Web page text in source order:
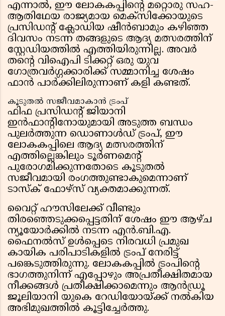
എന്നാൽ, ഈ ലോകകപ്പിൻ്റെ മറ്റൊരു സഹ-
ആതിഥേയ രാജ്യമായ മെക്സിക്കോയുടെ
പ്രസിഡൻ്റ് ക്ലോഡിയ ഷീൻബാമും കഴിഞ്ഞ
ദിവസം നടന്ന തങ്ങളുടെ ആദ്യ മത്സരത്തിന്
സ്റ്റേഡിയത്തിൽ എത്തിയിരുന്നില്ല. അവർ
തൻ്റെ വിഐപി ടിക്കറ്റ് ഒരു യുവ
ഗോത്രവർഗ്ഗക്കാരിക്ക് സമ്മാനിച്ച ശേഷം
ഫാൻ പാർക്കിലിരുന്നാണ് കളി കണ്ടത്.
കൂടുതൽ സജീവമാകാൻ ട്രംപ്
ഫിഫ പ്രസിഡൻ്റ് ജിയാനി
ഇൻഫാൻ്റിനോയുമായി അടുത്ത ബന്ധം
പുലർത്തുന്ന ഡൊണാൾഡ് ട്രംപ്, ഈ
ലോകകപ്പിലെ ആദ്യ മത്സരത്തിന്
എത്തില്ലെങ്കിലും ടൂർണമെൻ്റ്
പുരോഗമിക്കുന്നതോടെ കൂടുതൽ
സജീവമായി രംഗത്തുണ്ടാകുമെന്നാണ്
ടാസ്ക് ഫോഴ്സ് വ്യക്തമാക്കുന്നത്.
വൈറ്റ് ഹൗസിലേക്ക് വീണ്ടും
തിരഞ്ഞെടുക്കപ്പെട്ടതിന് ശേഷം ഈ ആഴ്ച
ന്യൂയോർക്കിൽ നടന്ന എൻ.ബി.എ.
ഫൈനൽസ് ഉൾപ്പെടെ നിരവധി പ്രമുഖ
കായിക പരിപാടികളിൽ ട്രംപ് നേരിട്ട്
പങ്കെടുത്തിരുന്നു. ലോകകപ്പിൽ ട്രംപിൻ്റെ
ഭാഗത്തുനിന്ന് എപ്പോഴും അപ്രതീക്ഷിതമായ
നീക്കങ്ങൾ പ്രതീക്ഷിക്കാമെന്നും ആൻഡ്രൂ
ജൂലിയാനി യുകെ റേഡിയോയ്ക്ക് നൽകിയ
അഭിമുഖത്തിൽ കൂട്ടിച്ചേർത്തു.